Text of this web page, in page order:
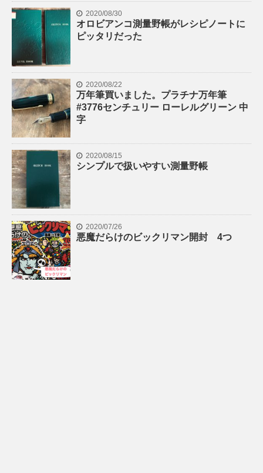
2020/08/30
オロビアンコ測量野帳がレシピノートに
ピッタリだった
2020/08/22
万年筆買いました。プラチナ万年筆
#3776センチュリー ローレルグリーン 中
字
2020/08/15
シンプルで扱いやすい測量野帳
2020/07/26
悪魔だらけのビックリマン開封 4つ